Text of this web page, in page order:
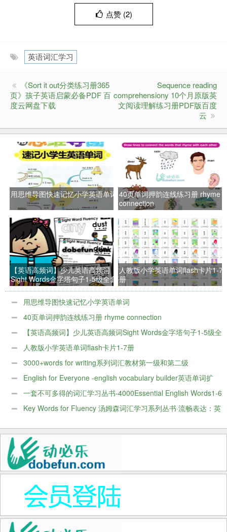
点赞 (2)
英语词汇学习
《Sort it out分类练习册365
页》孩子英语启蒙必备PDF 百
度云网盘下载
Sequence reading
comprehensiony 10个月原版英
文阅读理解练习册PDF版百度
云
用思维导图快速记忆小学英语单词 40页单词押韵连线练习册 rhyme
connection
【英语高频词】少儿英语高频词
Sight Words金字塔句子1-5级全套
人教版小学英语单词flash卡片1-7
册
用思维导图快速记忆小学英语单词
40页单词押韵连线练习册 rhyme connection
【英语高频词】少儿英语高频词Sight Words金字塔句子1-5级全
套
人教版小学英语单词flash卡片1-7册
3000+words for writing系列词汇教材第一级和第二级
English for Everyone -english vocabulary builder英语单词扩
展 一套不可多得的词汇学习丛书-4000Essential English Words1-6
册实用英语单词
Key Words for Fluency 汤姆森词汇学习系列丛书·流畅表达：英